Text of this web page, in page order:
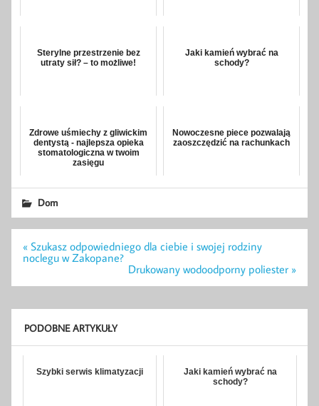
Sterylne przestrzenie bez
utraty sił? – to możliwe!
Jaki kamień wybrać na
schody?
Zdrowe uśmiechy z gliwickim
dentystą - najlepsza opieka
stomatologiczna w twoim
zasięgu
Nowoczesne piece pozwalają
zaoszczędzić na rachunkach
Dom
Nawigacja
wpisu
« Szukasz odpowiedniego dla ciebie i swojej rodziny
noclegu w Zakopane?
Drukowany wodoodporny poliester »
PODOBNE ARTYKUŁY
Szybki serwis klimatyzacji
Jaki kamień wybrać na
schody?